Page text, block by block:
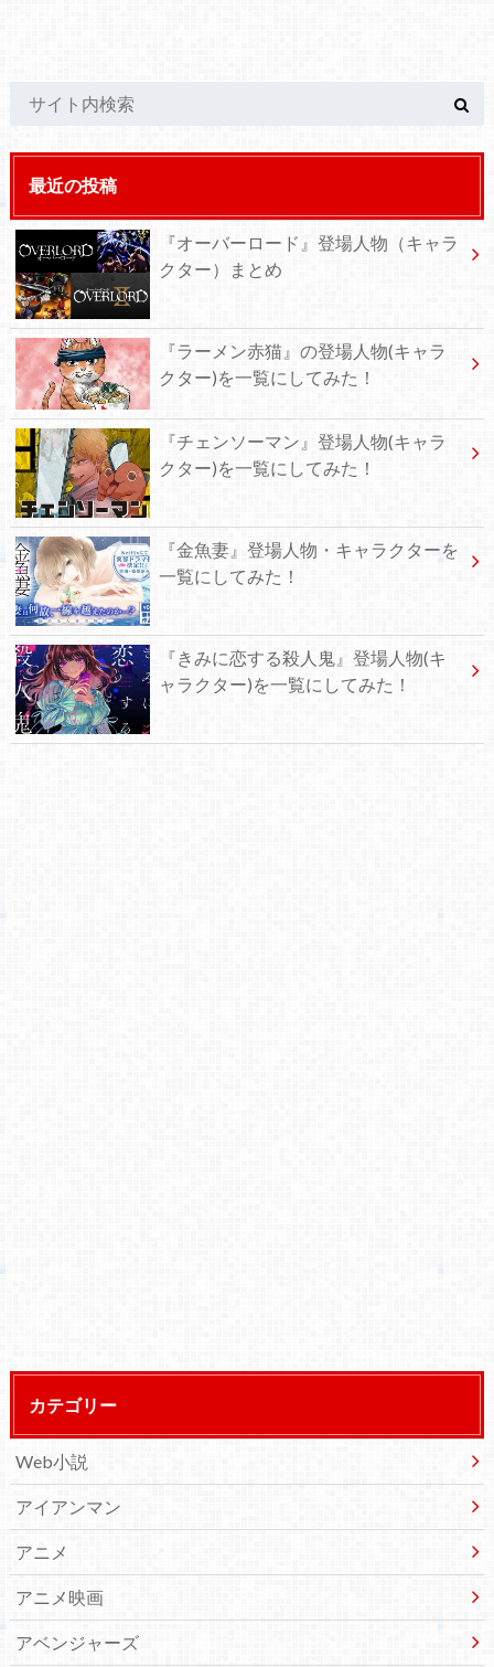
最近の投稿
『オーバーロード』登場人物（キャラ
クター）まとめ
『ラーメン赤猫』の登場人物(キャラ
クター)を一覧にしてみた！
『チェンソーマン』登場人物(キャラ
クター)を一覧にしてみた！
『金魚妻』登場人物・キャラクターを
一覧にしてみた！
『きみに恋する殺人鬼』登場人物(キ
ャラクター)を一覧にしてみた！
カテゴリー
Web小説
アイアンマン
アニメ
アニメ映画
アベンジャーズ